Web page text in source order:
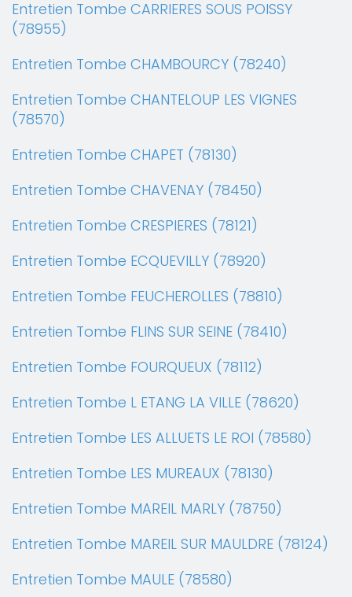
Entretien Tombe CARRIERES SOUS POISSY
(78955)
Entretien Tombe CHAMBOURCY (78240)
Entretien Tombe CHANTELOUP LES VIGNES
(78570)
Entretien Tombe CHAPET (78130)
Entretien Tombe CHAVENAY (78450)
Entretien Tombe CRESPIERES (78121)
Entretien Tombe ECQUEVILLY (78920)
Entretien Tombe FEUCHEROLLES (78810)
Entretien Tombe FLINS SUR SEINE (78410)
Entretien Tombe FOURQUEUX (78112)
Entretien Tombe L ETANG LA VILLE (78620)
Entretien Tombe LES ALLUETS LE ROI (78580)
Entretien Tombe LES MUREAUX (78130)
Entretien Tombe MAREIL MARLY (78750)
Entretien Tombe MAREIL SUR MAULDRE (78124)
Entretien Tombe MAULE (78580)